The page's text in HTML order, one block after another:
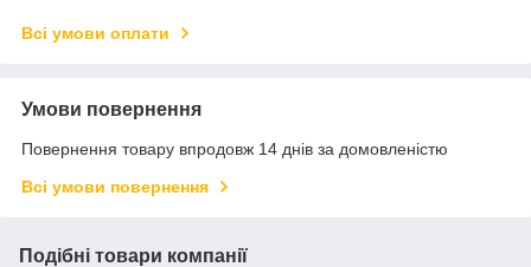
Всі умови оплати
Умови повернення
Повернення товару впродовж 14 днів за домовленістю
Всі умови повернення
Подібні товари компанії